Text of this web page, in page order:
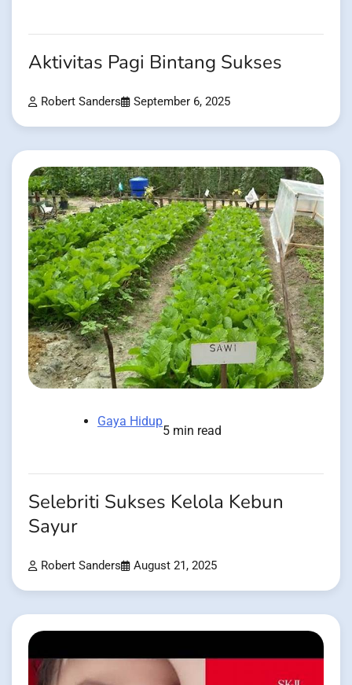
Aktivitas Pagi Bintang Sukses
Robert Sanders September 6, 2025
Gaya Hidup
5 min read
Selebriti Sukses Kelola Kebun
Sayur
Robert Sanders August 21, 2025